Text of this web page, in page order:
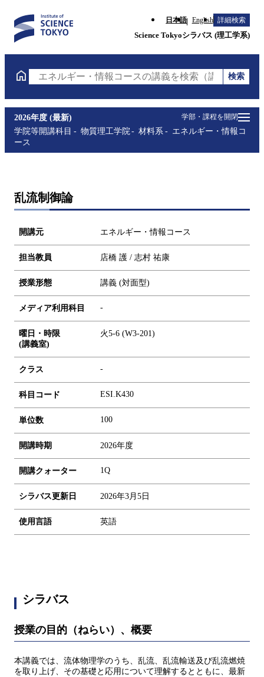
日本語 English 詳細検索
Science Tokyoシラバス (理工学系)
エネルギー・情報コースの講義を検索（講義名・科
検索
学部・課程を開閉
2026年度 (最新)
学院等開講科目
物質理工学院 材料系
エネルギー・情報コ
ース
乱流制御論
開講元 エネルギー・情報コース
担当教員 店橋 護 / 志村 祐康
授業形態 講義 (対面型)
メディア利用科目 -
曜日・時限
(講義室)
火5-6 (W3-201)
クラス -
科目コード ESI.K430
単位数 100
開講時期 2026年度
開講クォーター 1Q
シラバス更新日 2026年3月5日
使用言語 英語
シラバス
授業の目的（ねらい）、概要
本講義では、流体物理学のうち、乱流、乱流輸送及び乱流燃焼
を取り上げ、その基礎と応用について理解するとともに、最新